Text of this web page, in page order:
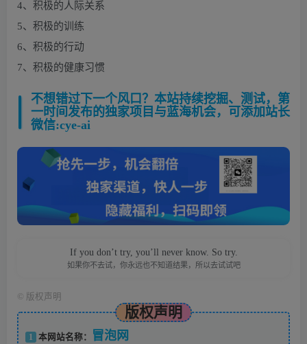
4、积极的人际关系
5、积极的训练
6、积极的行动
7、积极的健康习惯
不想错过下一个风口？本站持续挖掘、测试，第
一时间发布的独家项目与蓝海机会，可添加站长
微信:cye-ai
If you don’t try, you’ll never know. So try.
如果你不去试，你永远也不知道结果，所以去试试吧
版权声明
版权声明
1 本网站名称： 冒泡网